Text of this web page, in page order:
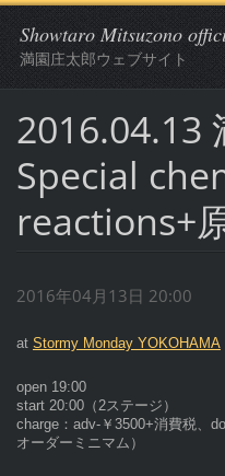
Showtaro Mitsuzono
満園庄太郎ウェブサイト
2016.04.13
Special
reactions+
2016年04月13日 20:00
at Stormy Monday YOKOHAMA
open 19:00
start 20:00（2ステージ）
charge：adv-￥3500+消費税、
オーダーミニマム）